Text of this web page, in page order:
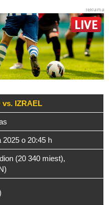
vs. IZRAEL
2025 o 20:45 h
(20 340 miest),